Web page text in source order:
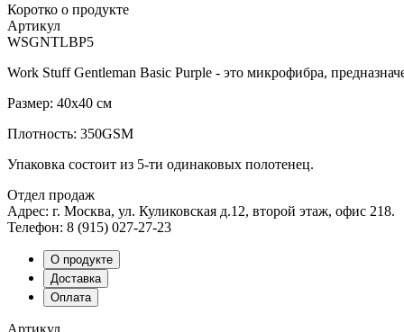
Коротко о продукте
Артикул
WSGNTLBP5
Work Stuff Gentleman Basic Purple - это микрофибра,
Размер: 40х40 см
Плотность: 350GSM
Упаковка состоит из 5-ти одинаковых полотенец.
Отдел продаж
Адрес: г. Москва, ул. Куликовская д.12, второй этаж, офис 218.
Телефон: 8 (915) 027-27-23
О продукте
Доставка
Оплата
Артикул